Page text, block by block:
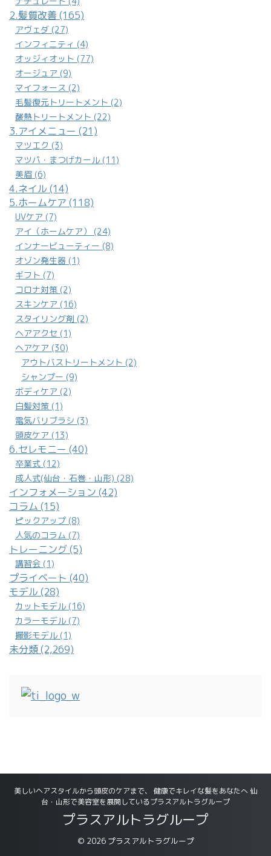
2.髪質改善 (165)
アヴェダ (27)
インフィニティ (4)
オッジィオット (77)
オージュア (9)
マイフォース (2)
毛髪復元トリートメント (2)
酸熱トリートメント (22)
3.アイメニュー (21)
マツエク (3)
マツパ・まつげカール (11)
美眉 (6)
4.ネイル (14)
5.ホームケア (118)
UVケア (7)
アイ（ホームケア） (24)
インナービューティー (8)
オゾン発生器 (1)
ギフト (7)
コロナ対策 (2)
スキンケア (16)
スタイリング剤 (2)
ヘアアクセ (1)
ヘアケア (30)
アウトバストリートメント (2)
シャンプー (9)
ボディケア (2)
白髪対策 (1)
電気バリブラシ (3)
頭皮ケア (13)
6.セレモニー (40)
卒業式 (12)
成人式(仙台・石巻・山形) (28)
インフォメーション (42)
コラム (15)
ピックアップ (8)
人気のコラム (7)
トレーニング (5)
講習会 (1)
プライベート (40)
モデル (28)
カットモデル (16)
カラーモデル (7)
撮影モデル (1)
未分類 (2,269)
美しいヘアスタイルから頭皮のケアまで、 健康でキレイな髪をあなたへ 仙
台・山形で美容室を展開しているプラスアルトラグループ
プラスアルトラグループ
© 2026 プラスアルトラグループ